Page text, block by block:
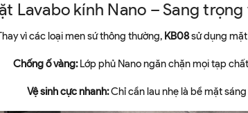
Lavabo kính Nano – Sang trọng
vì các loại men sứ thông thường, KB08sử dụng mặt
Chống ố vàng:Lớp phủ Nano ngăn chặn mọi tạp
Vệ sinh cực nhanh:Chỉ cần lau nhẹ là bề mặt